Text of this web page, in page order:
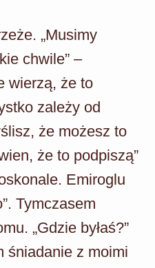
„Musimy
chwile” –
wierzą, że to
zależy od
że możesz to
że to podpiszą”
Emiroglu
Tymczasem
„Gdzie byłaś?”
śniadanie z moimi